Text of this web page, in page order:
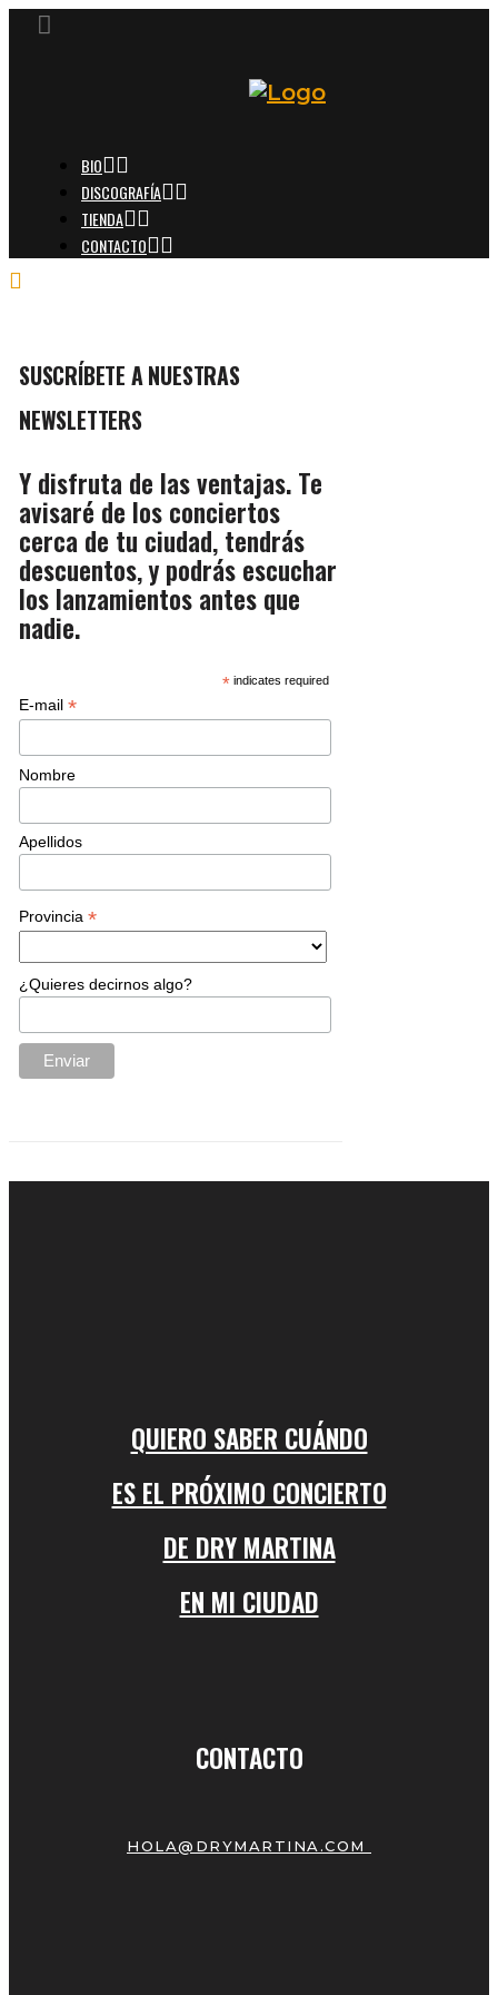
BIO
DISCOGRAFÍA
TIENDA
CONTACTO
SUSCRÍBETE A NUESTRAS
NEWSLETTERS
Y disfruta de las ventajas. Te
avisaré de los conciertos
cerca de tu ciudad, tendrás
descuentos, y podrás escuchar
los lanzamientos antes que
nadie.
* indicates required
E-mail *
Nombre
Apellidos
Provincia *
¿Quieres decirnos algo?
QUIERO SABER CUÁNDO
ES EL PRÓXIMO CONCIERTO
DE DRY MARTINA
EN MI CIUDAD
CONTACTO
HOLA@DRYMARTINA.COM